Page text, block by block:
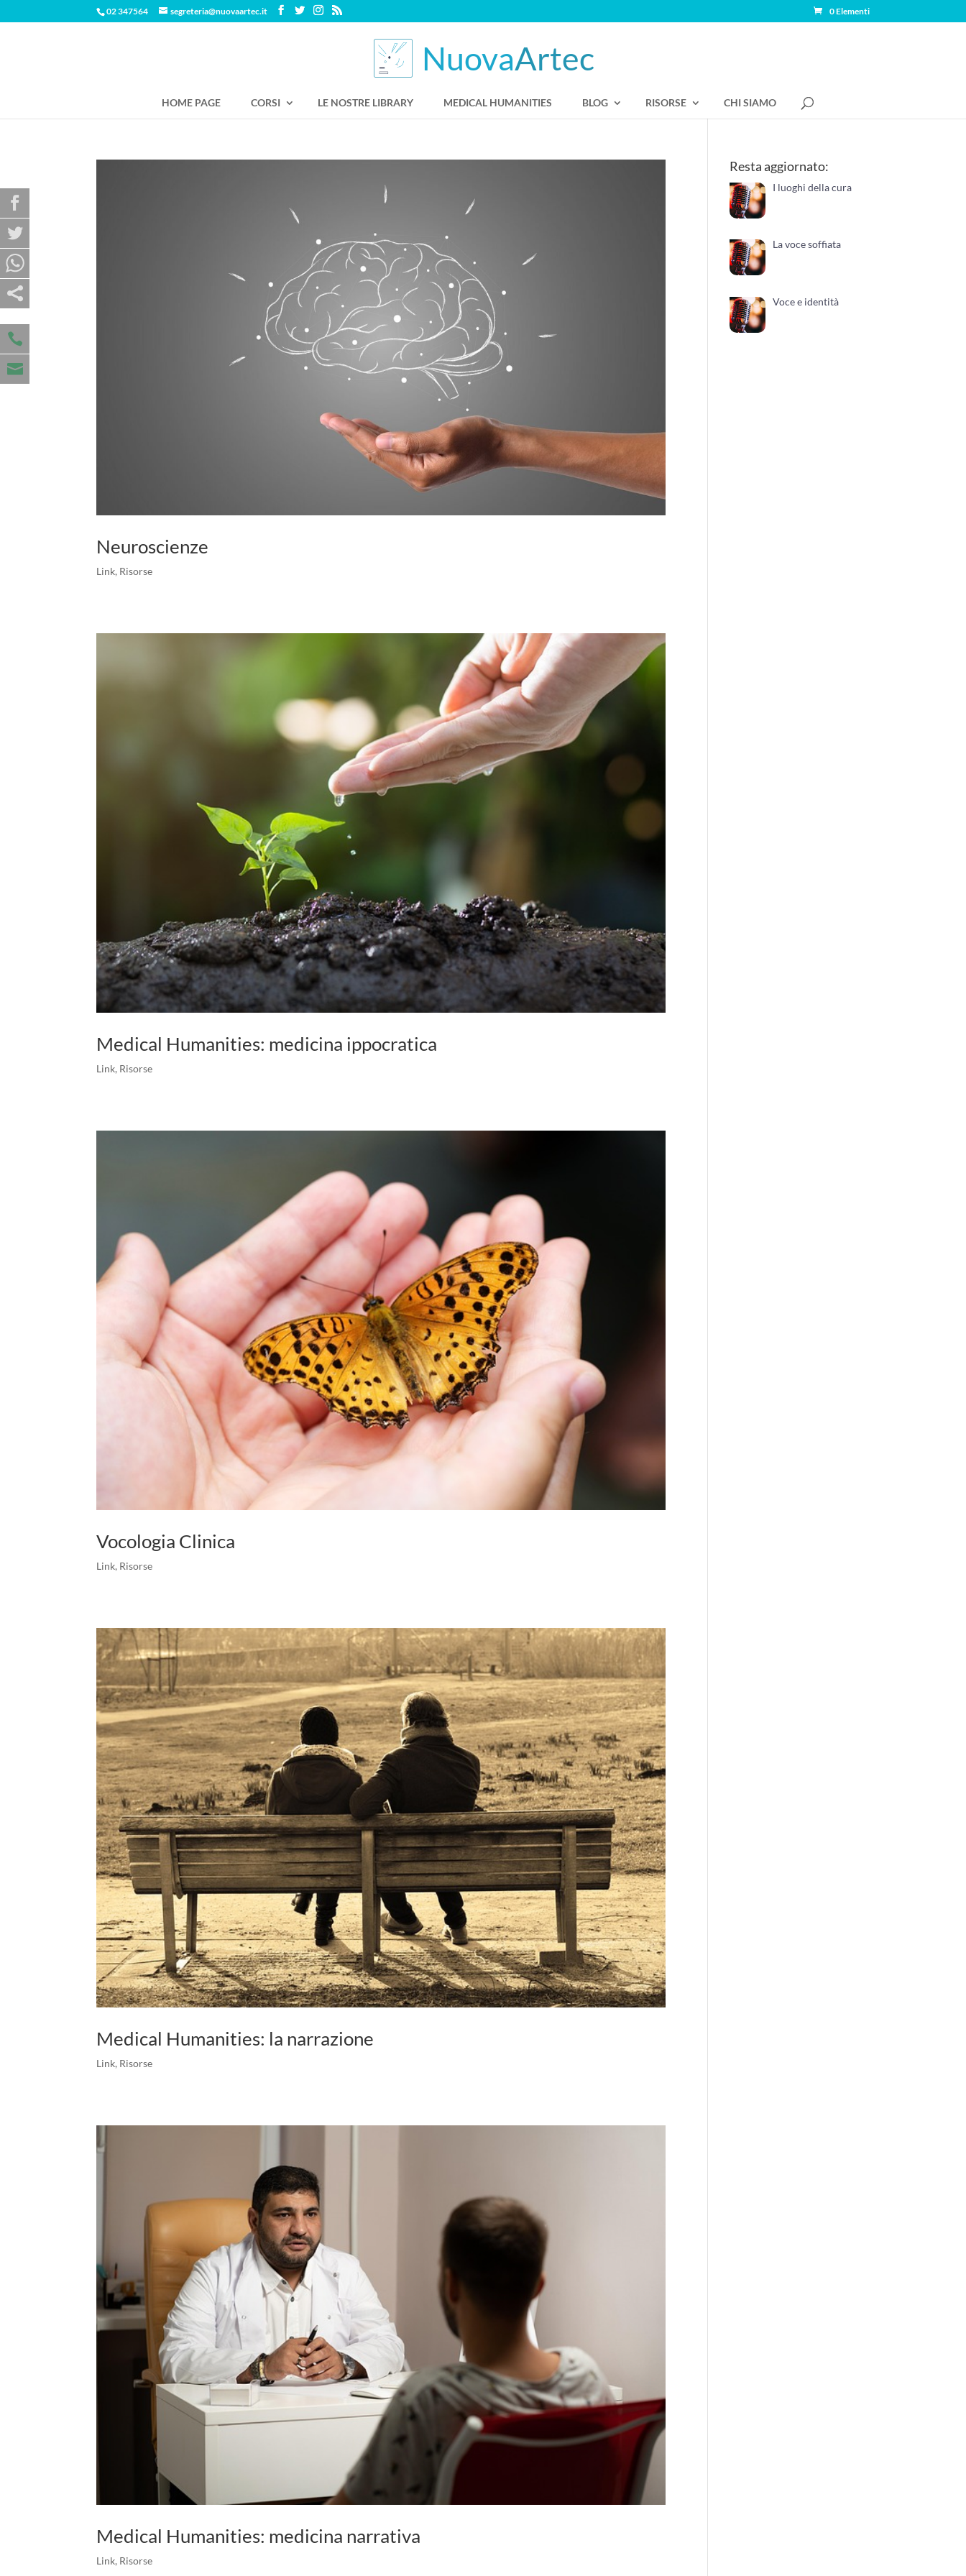
02 347564 segreteria@nuovaartec.it 0 Elementi
HOME PAGE CORSI LE NOSTRE LIBRARY MEDICAL HUMANITIES BLOG RISORSE CHI SIAMO
Neuroscienze
Link, Risorse
Medical Humanities: medicina ippocratica
Link, Risorse
Vocologia Clinica
Link, Risorse
Medical Humanities: la narrazione
Link, Risorse
Medical Humanities: medicina narrativa
Link, Risorse
Resta aggiornato:
I luoghi della cura
La voce soffiata
Voce e identità